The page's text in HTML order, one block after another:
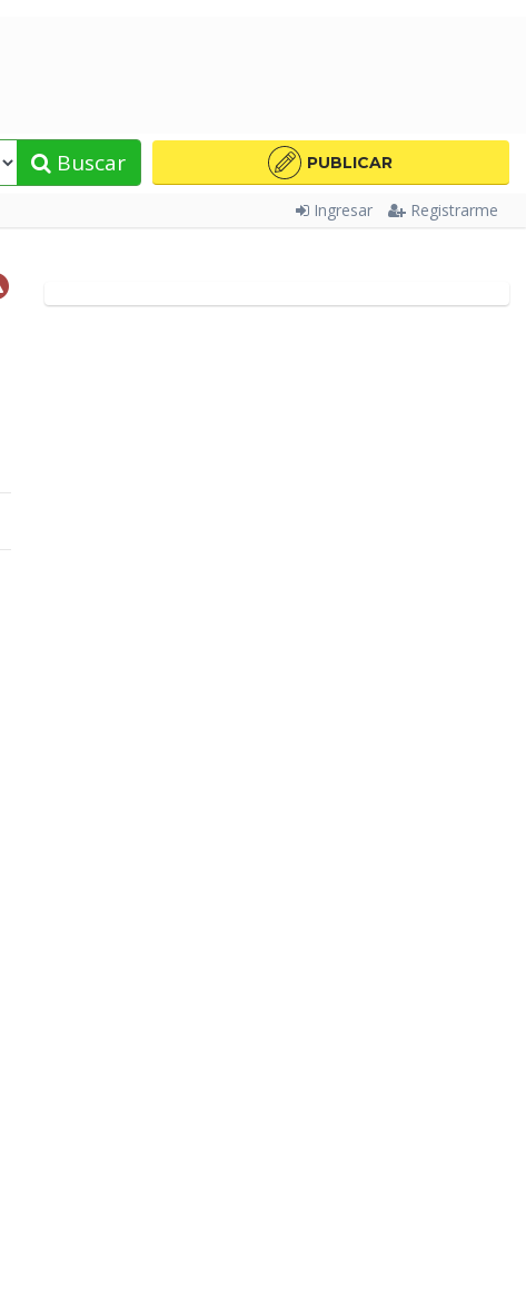
Buscar PUBLICAR
Ingresar Registrarme